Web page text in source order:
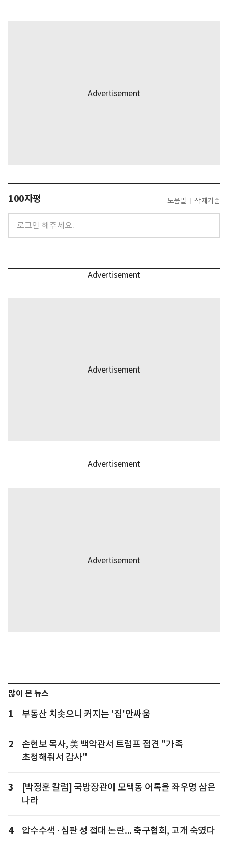
100자평 도움말 삭제기준
많이 본 뉴스
1 부동산 치솟으니 커지는 '집'안싸움
2
손현보 목사, 美 백악관서 트럼프 접견 "가족
초청해줘서 감사"
3
[박정훈 칼럼] 국방장관이 모택동 어록을 좌우명 삼은
나라
4 압수수색·심판 성 접대 논란... 축구협회, 고개 숙였다